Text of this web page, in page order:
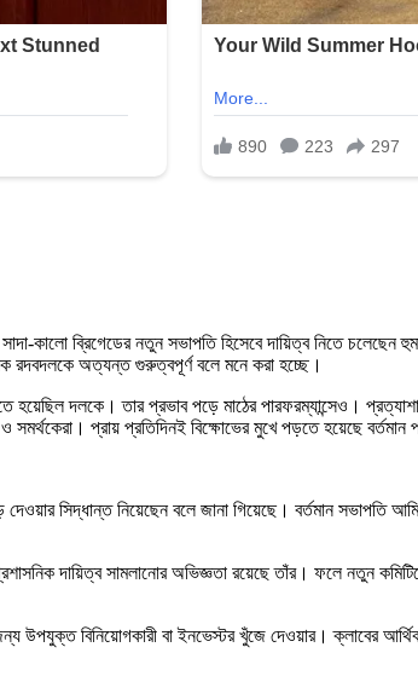
কালো ব্রিগেডের নতুন সভাপতি হিসেবে দায়িত্ব নিতে চলেছেন
রদবদলকে অত্যন্ত গুরুত্বপূর্ণ বলে মনে করা হচ্ছে।
দলকে। তার প্রভাব পড়ে মাঠের পারফরম্যান্সেও।
প্রায় প্রতিদিনই বিক্ষোভের মুখে পড়তে হয়েছে বর্তমান
সিদ্ধান্ত নিয়েছেন বলে জানা গিয়েছে। বর্তমান সভাপতি
দায়িত্ব সামলানোর অভিজ্ঞতা রয়েছে তাঁর। ফলে নতুন
বিনিয়োগকারী বা ইনভেস্টর খুঁজে দেওয়ার। ক্লাবের